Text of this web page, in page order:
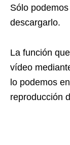
Sólo
descargarlo.
La función
vídeo
lo podemos
reproducción